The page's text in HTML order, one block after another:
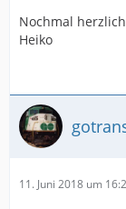
Nochmal
Heiko
11. Juni 2018 um